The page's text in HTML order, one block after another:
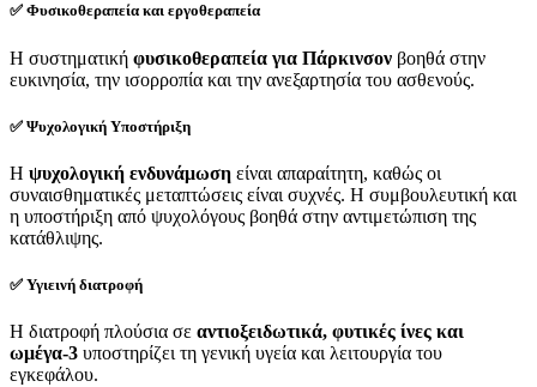
✅ Φυσικοθεραπεία και εργοθεραπεία
Η συστηματική φυσικοθεραπεία για Πάρκινσον βοηθά στην
ευκινησία, την ισορροπία και την ανεξαρτησία του ασθενούς.
✅ Ψυχολογική Υποστήριξη
Η ψυχολογική ενδυνάμωση είναι απαραίτητη, καθώς οι
συναισθηματικές μεταπτώσεις είναι συχνές. Η συμβουλευτική και
η υποστήριξη από ψυχολόγους βοηθά στην αντιμετώπιση της
κατάθλιψης.
✅ Υγιεινή διατροφή
Η διατροφή πλούσια σε αντιοξειδωτικά, φυτικές ίνες και
ωμέγα-3 υποστηρίζει τη γενική υγεία και λειτουργία του
εγκεφάλου.